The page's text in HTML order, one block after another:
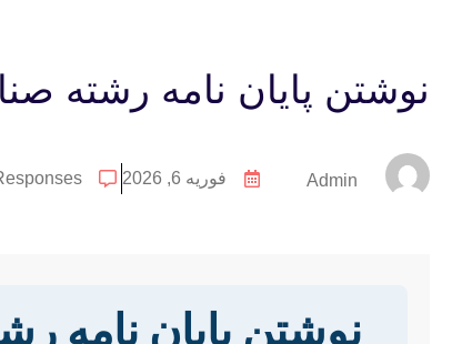
نوشتن پایان نامه رشته
Admin فوریه 6, 2026
نوشتن پایان نامه